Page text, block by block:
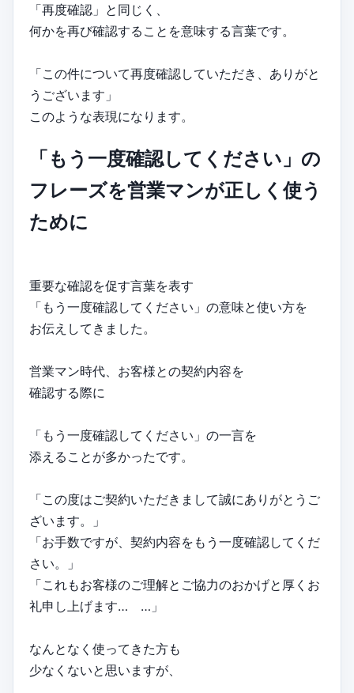
「再度確認」と同じく、
何かを再び確認することを意味する言葉です。
「この件について再度確認していただき、ありがと
うございます」
このような表現になります。
「もう一度確認してください」の
フレーズを営業マンが正しく使う
ために
重要な確認を促す言葉を表す
「もう一度確認してください」の意味と使い方を
お伝えしてきました。
営業マン時代、お客様との契約内容を
確認する際に
「もう一度確認してください」の一言を
添えることが多かったです。
「この度はご契約いただきまして誠にありがとうご
ざいます。」
「お手数ですが、契約内容をもう一度確認してくだ
さい。」
「これもお客様のご理解とご協力のおかげと厚くお
礼申し上げます… …」
なんとなく使ってきた方も
少なくないと思いますが、